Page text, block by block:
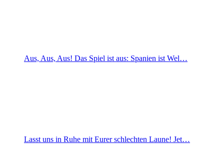
Aus, Aus, Aus! Das Spiel ist aus: Spanien ist Wel…
Lasst uns in Ruhe mit Eurer schlechten Laune! Jet…